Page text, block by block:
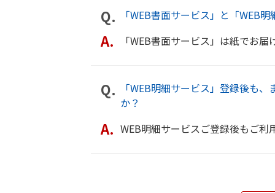
「WEB書面サービス」と「WEB
「WEB書面サービス」は紙でお届けしている会員規約やご契約内容の
「WEB明細サービス」登録後も
か？
WEB明細サービスご登録後もご利用代金請求明細書が紙で送付され